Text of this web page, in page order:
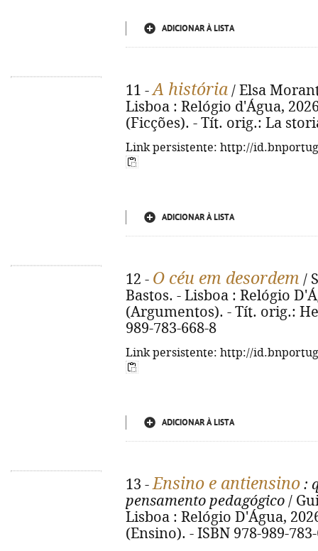
ADICIONAR À LISTA
11 -A história / Elsa
Lisboa : Relógio d'Água,
(Ficções). - Tít. orig.: La
Link persistente: http://
ADICIONAR À LISTA
12 - O céu em desordem /
Bastos. - Lisboa : Relógio
(Argumentos). - Tít. orig.:
989-783-668-8
Link persistente: http://
ADICIONAR À LISTA
13 -Ensino e antiensino :
pensamento pedagógico /
Lisboa : Relógio D'Água,
(Ensino). - ISBN 978-989-